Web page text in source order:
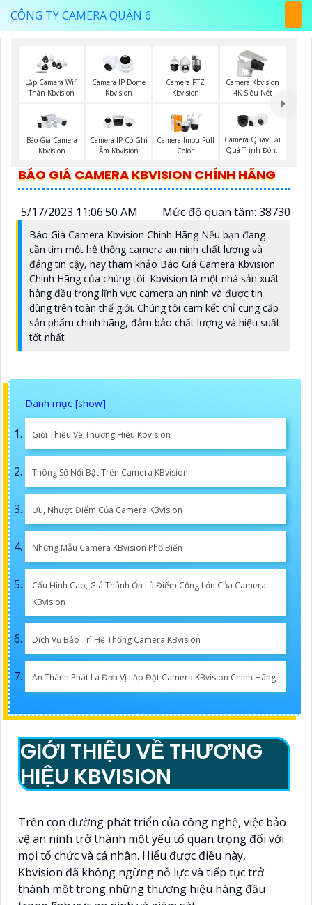
CÔNG TY CAMERA QUẬN 6
Lắp Camera Wifi
Thân Kbvision
Camera IP Dome
Kbvision
Camera PTZ
Kbvision
Camera Kbvision
4K Siêu Nét
Báo Giá Camera
Kbvision
Camera IP Có Ghi
Âm Kbvision
Camera Imou Full
Color
Camera Quay Lại
Quá Trình Đóng
BÁO GIÁ CAMERA KBVISION CHÍNH HÃNG
5/17/2023 11:06:50 AM Mức độ quan tâm: 38730
Báo Giá Camera Kbvision Chính Hãng Nếu bạn đang
cần tìm một hệ thống camera an ninh chất lượng và
đáng tin cậy, hãy tham khảo Báo Giá Camera Kbvision
Chính Hãng của chúng tôi. Kbvision là một nhà sản xuất
hàng đầu trong lĩnh vực camera an ninh và được tin
dùng trên toàn thế giới. Chúng tôi cam kết chỉ cung cấp
sản phẩm chính hãng, đảm bảo chất lượng và hiệu suất
tốt nhất
Giới Thiệu Về Thương Hiệu Kbvision
Thông Số Nổi Bật Trên Camera KBvision
Ưu, Nhược Điểm Của Camera KBvision
Những Mẫu Camera KBvision Phổ Biến
Cấu Hình Cao, Giá Thành Ổn Là Điểm Cộng Lớn Của Camera
KBvision
Dịch Vụ Bảo Trì Hệ Thống Camera KBvision
An Thành Phát Là Đơn Vị Lắp Đặt Camera KBvision Chính Hãng
GIỚI THIỆU VỀ THƯƠNG
HIỆU KBVISION
Trên con đường phát triển của công nghệ, việc bảo
vệ an ninh trở thành một yếu tố quan trọng đối với
mọi tổ chức và cá nhân. Hiểu được điều này,
Kbvision đã không ngừng nỗ lực và tiếp tục trở
thành một trong những thương hiệu hàng đầu